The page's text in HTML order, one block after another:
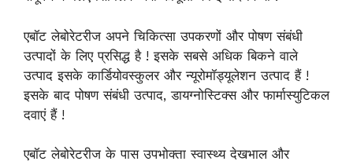
एबॉट लेबोरेटरीज अपने चिकित्सा उपकरणों और पोषण संबंधी
उत्पादों के लिए प्रसिद्ध है ! इसके सबसे अधिक बिकने वाले
उत्पाद इसके कार्डियोवस्कुलर और न्यूरोमॉड्यूलेशन उत्पाद हैं !
इसके बाद पोषण संबंधी उत्पाद, डायग्नोस्टिक्स और फार्मास्युटिकल
दवाएं हैं !
एबॉट लेबोरेटरीज के पास उपभोक्ता स्वास्थ्य देखभाल और